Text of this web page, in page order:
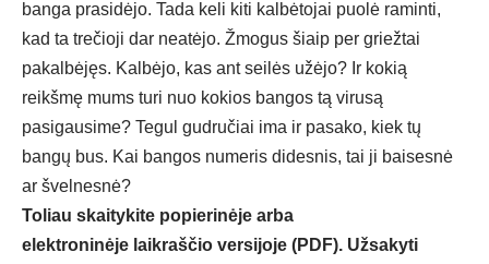
banga prasidėjo. Tada keli kiti kalbėtojai puolė raminti,
kad ta trečioji dar neatėjo. Žmogus šiaip per griežtai
pakalbėjęs. Kalbėjo, kas ant seilės užėjo? Ir kokią
reikšmę mums turi nuo kokios bangos tą virusą
pasigausime? Tegul gudručiai ima ir pasako, kiek tų
bangų bus. Kai bangos numeris didesnis, tai ji baisesnė
ar švelnesnė?
Toliau skaitykite popierinėje arba
elektroninėje laikraščio versijoje (PDF). Užsakyti